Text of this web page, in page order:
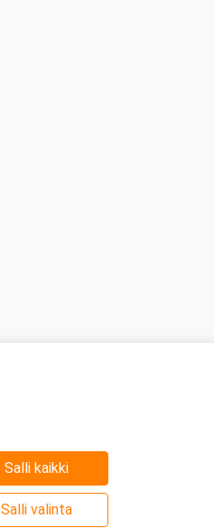
Salli kaikki
Salli valinta